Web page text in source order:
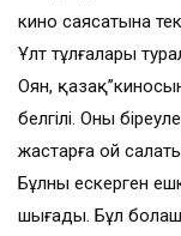
кино саясатына
Ұлт тұлғалары
Оян,
белгілі. Оны
жастарға ой
Бұлны ескерген
шығады. Бұл